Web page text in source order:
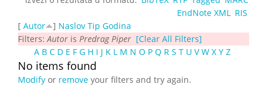
EndNote XML
RIS
[ Autor ] Naslov Tip Godina
Filters: Autor is Predrag Piper [Clear All Filters]
A B C D E F G H I J K L M N O P Q R S T U V W X Y Z
No items found
Modify or remove your filters and try again.